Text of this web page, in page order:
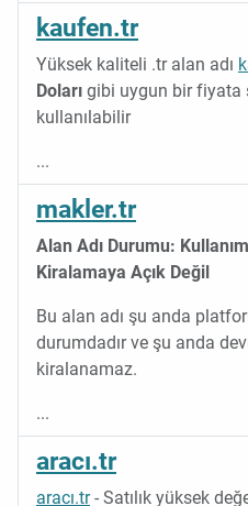
kaufen.tr
Yüksek kaliteli .tr alan adı
Doları gibi uygun bir fiyata
kullanılabilir
...
makler.tr
Alan Adı Durumu:
Kiralamaya Açık Değil
Bu alan adı şu anda
durumdadır ve şu anda
kiralanamaz.
...
aracı.tr
aracı.tr- Satılık yüksek